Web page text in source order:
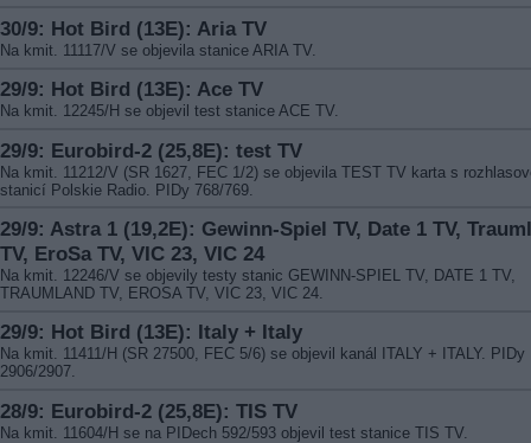
30/9: Hot Bird (13E): Aria TV
Na kmit. 11117/V se objevila stanice ARIA TV.
29/9: Hot Bird (13E): Ace TV
Na kmit. 12245/H se objevil test stanice ACE TV.
29/9: Eurobird-2 (25,8E): test TV
Na kmit. 11212/V (SR 1627, FEC 1/2) se objevila TEST TV karta s
stanicí Polskie Radio. PIDy 768/769.
29/9: Astra 1 (19,2E): Gewinn-Spiel TV, Date 1 TV,
TV, EroSa TV, VIC 23, VIC 24
Na kmit. 12246/V se objevily testy stanic GEWINN-SPIEL TV, DATE 1 TV,
TRAUMLAND TV, EROSA TV, VIC 23, VIC 24.
29/9: Hot Bird (13E): Italy + Italy
Na kmit. 11411/H (SR 27500, FEC 5/6) se objevil kanál ITALY + ITALY. PIDy
2906/2907.
28/9: Eurobird-2 (25,8E): TIS TV
Na kmit. 11604/H se na PIDech 592/593 objevil test stanice TIS TV.